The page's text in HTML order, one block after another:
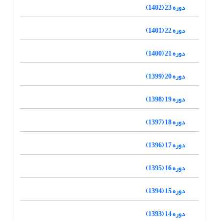
دوره 23 (1402)
دوره 22 (1401)
دوره 21 (1400)
دوره 20 (1399)
دوره 19 (1398)
دوره 18 (1397)
دوره 17 (1396)
دوره 16 (1395)
دوره 15 (1394)
دوره 14 (1393)